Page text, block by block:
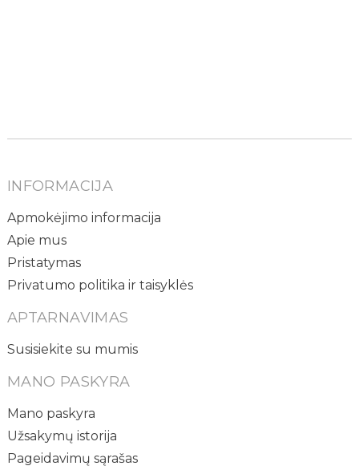
INFORMACIJA
Apmokėjimo informacija
Apie mus
Pristatymas
Privatumo politika ir taisyklės
APTARNAVIMAS
Susisiekite su mumis
MANO PASKYRA
Mano paskyra
Užsakymų istorija
Pageidavimų sąrašas